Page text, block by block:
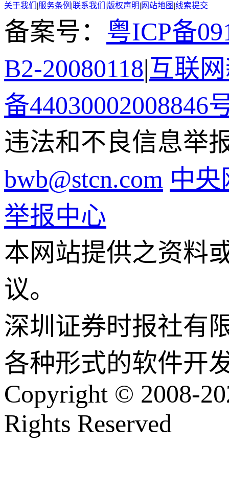
关于我们 |服务条例 |联系我们 |版权声明| 网站地图 |线索提交
备案号： 粤ICP备
B2-20080118|互联
备44030002008846
违法和不良信息举
bwb@stcn.com 中
举报中心
本网站提供之资料
议。
深圳证券时报社有
各种形式的软件开
Copyright © 2008-
Rights Reserved